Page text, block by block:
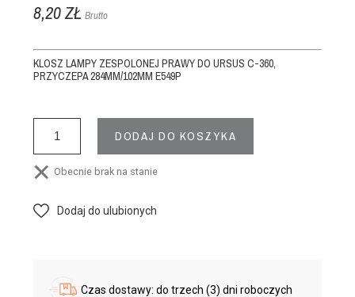
8,20 ZŁ Brutto
KLOSZ LAMPY ZESPOLONEJ PRAWY DO URSUS C-360,
PRZYCZEPA 284MM/102MM E549P
DODAJ DO KOSZYKA
Obecnie brak na stanie
Dodaj do ulubionych
Czas dostawy: do trzech (3) dni roboczych